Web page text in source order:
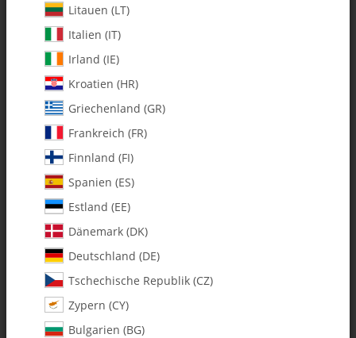
0546-12 Brass Upper Collet - Pack
Artikelnummer:
Kategorie:Alle Artikel
0546-12 Brass Upper Collet - Pack of 1
Litauen (LT)
Italien (IT)
Irland (IE)
Kroatien (HR)
Griechenland (GR)
Frankreich (FR)
Finnland (FI)
Spanien (ES)
Estland (EE)
Dänemark (DK)
Deutschland (DE)
Tschechische Republik (CZ)
Zypern (CY)
Bulgarien (BG)